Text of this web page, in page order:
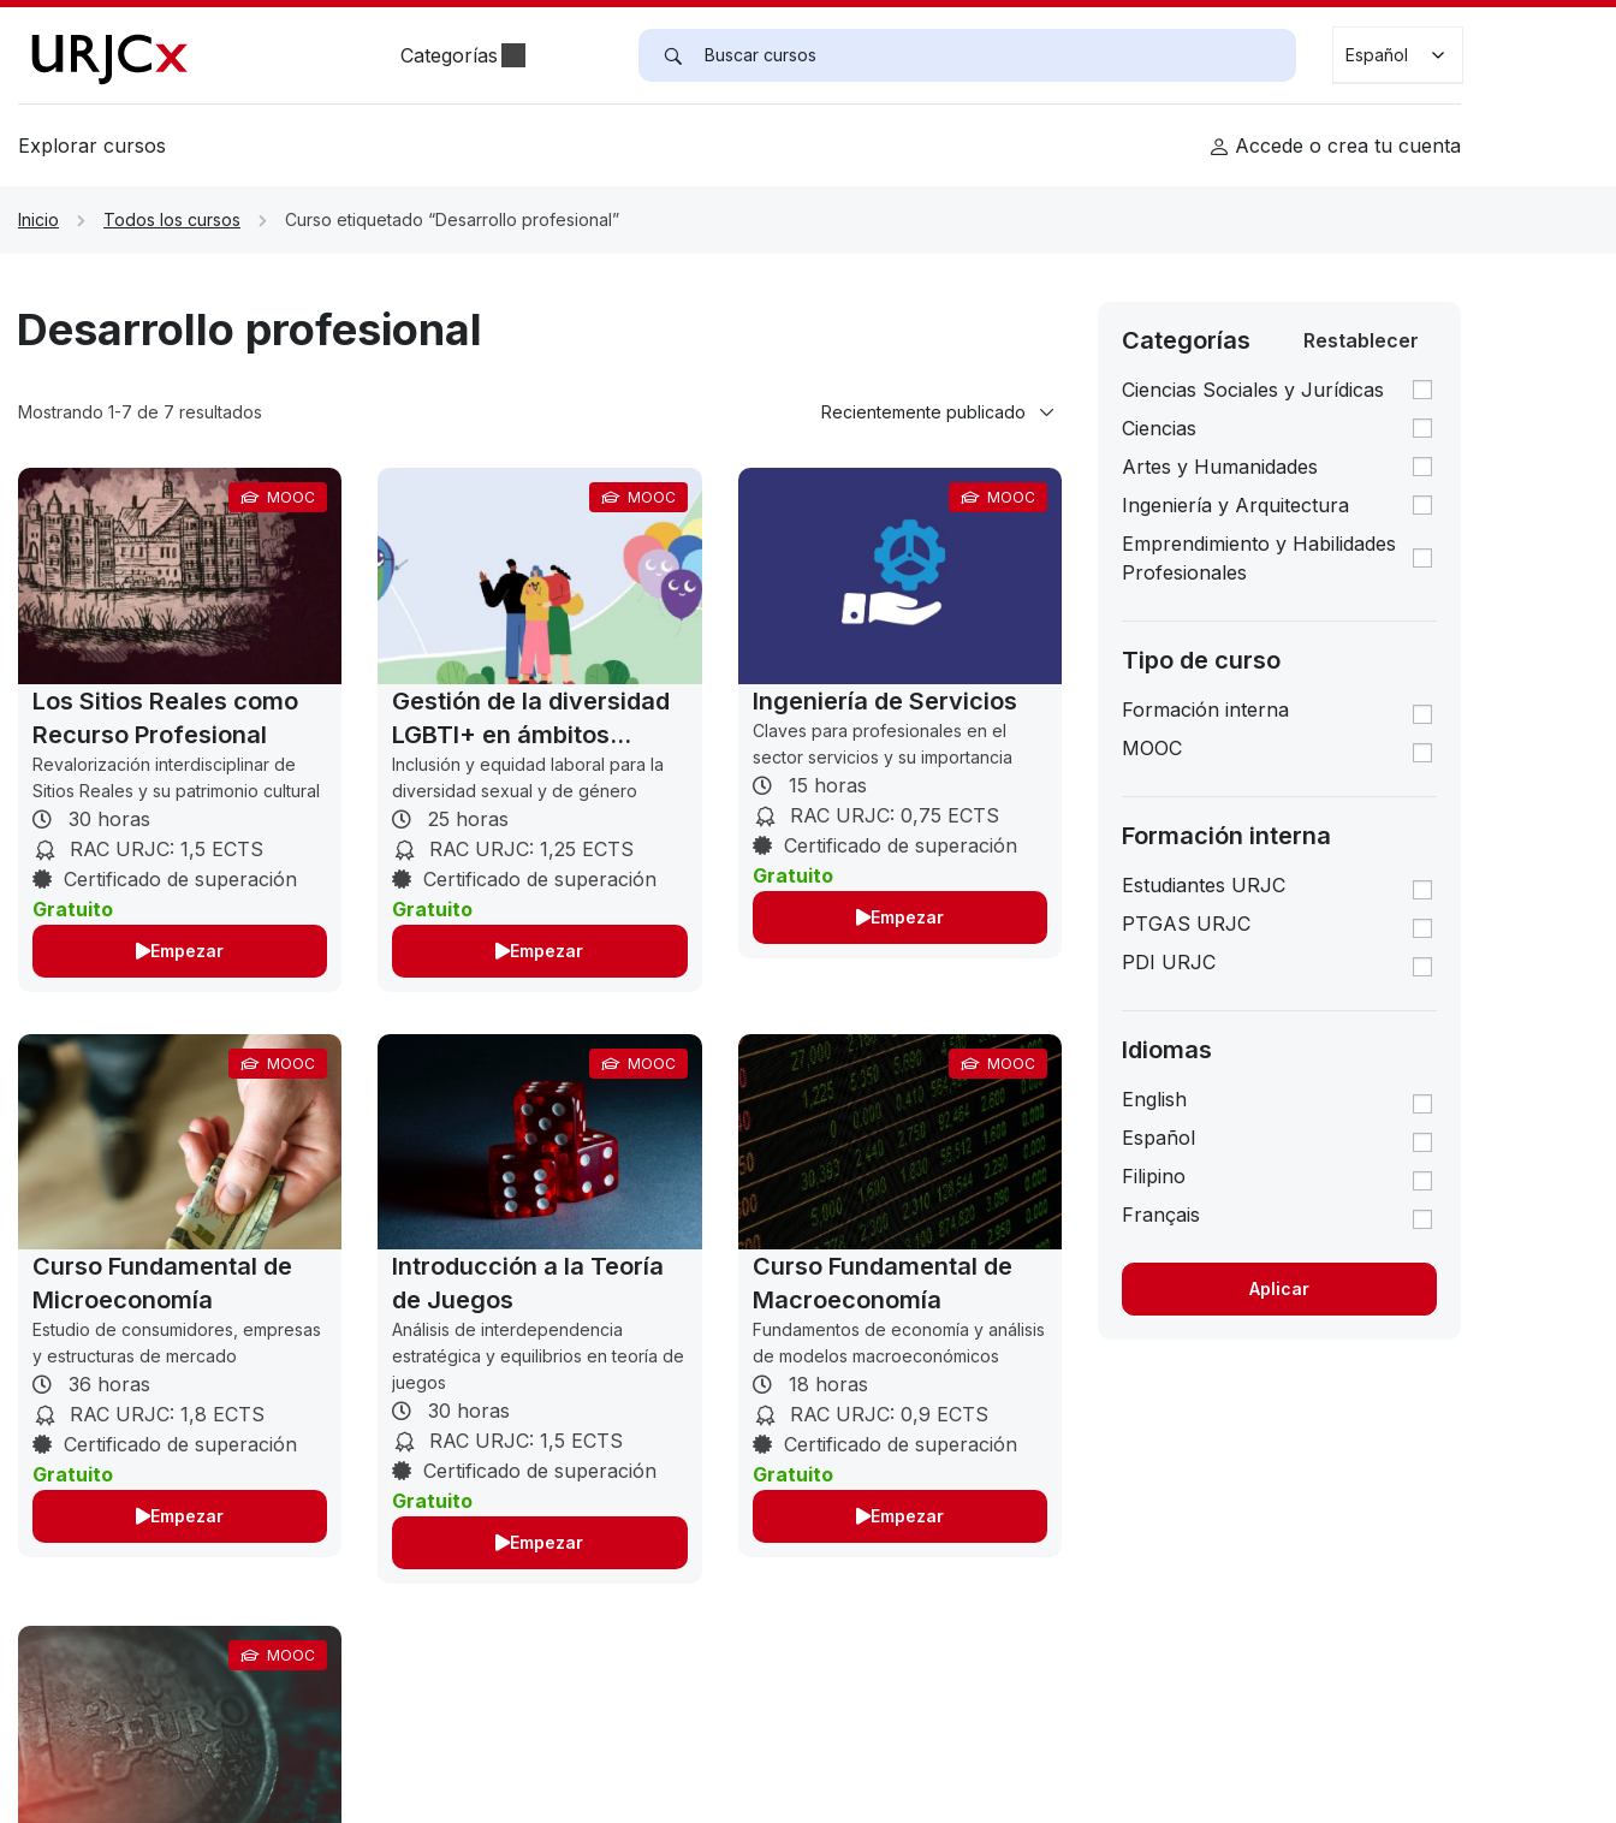
Categorías
Buscar cursos
Español
Explorar cursos Accede o crea tu cuenta
Inicio Todos los cursos Curso etiquetado “Desarrollo profesional”
Desarrollo profesional
Mostrando 1-7 de 7 resultados
MOOC
Los Sitios Reales como
Recurso Profesional
Revalorización interdisciplinar de
Sitios Reales y su patrimonio cultural
30 horas
RAC URJC: 1,5 ECTS
Certificado de superación
Gratuito
Empezar
MOOC
Gestión de la diversidad
LGBTI+ en ámbitos
laborales
Inclusión y equidad laboral para la
diversidad sexual y de género
25 horas
RAC URJC: 1,25 ECTS
Certificado de superación
Gratuito
Empezar
MOOC
Ingeniería de Servicios
Claves para profesionales en el
sector servicios y su importancia
15 horas
RAC URJC: 0,75 ECTS
Certificado de superación
Gratuito
Empezar
MOOC
Curso Fundamental de
Microeconomía
Estudio de consumidores, empresas
y estructuras de mercado
36 horas
RAC URJC: 1,8 ECTS
Certificado de superación
Gratuito
Empezar
MOOC
Introducción a la Teoría
de Juegos
Análisis de interdependencia
estratégica y equilibrios en teoría de
juegos
30 horas
RAC URJC: 1,5 ECTS
Certificado de superación
Gratuito
Empezar
MOOC
Curso Fundamental de
Macroeconomía
Fundamentos de economía y análisis
de modelos macroeconómicos
18 horas
RAC URJC: 0,9 ECTS
Certificado de superación
Gratuito
Empezar
MOOC
Categorías
Ciencias Sociales y Jurídicas
Ciencias
Artes y Humanidades
Ingeniería y Arquitectura
Emprendimiento y Habilidades
Profesionales
Tipo de curso
Formación interna
MOOC
Formación interna
Estudiantes URJC
PTGAS URJC
PDI URJC
Idiomas
English
Español
Filipino
Français
Restablecer